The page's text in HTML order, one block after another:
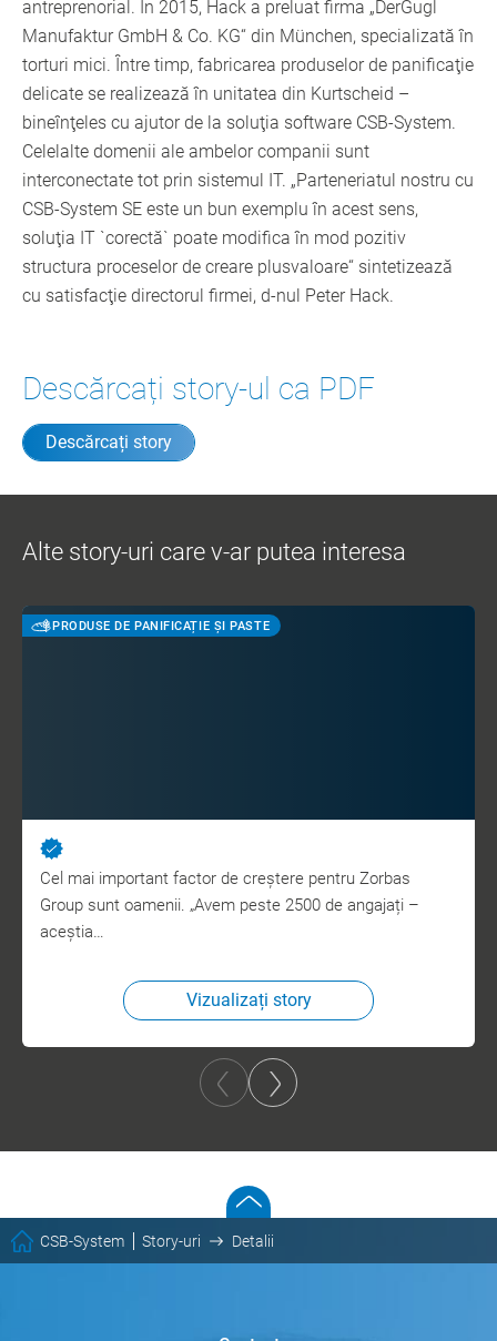
antreprenorial. În 2015, Hack a preluat firma „DerGugl
Manufaktur GmbH & Co. KG“ din München, specializată în
torturi mici. Între timp, fabricarea produselor de panificaţie
delicate se realizează în unitatea din Kurtscheid –
bineînţeles cu ajutor de la soluţia software CSB-System.
Celelalte domenii ale ambelor companii sunt
interconectate tot prin sistemul IT. „Parteneriatul nostru cu
CSB-System SE este un bun exemplu în acest sens,
soluţia IT `corectă` poate modifica în mod pozitiv
structura proceselor de creare plusvaloare“ sintetizează
cu satisfacţie directorul firmei, d-nul Peter Hack.
Descărcați story-ul ca PDF
Descărcați story
Alte story-uri care v-ar putea interesa
PRODUSE DE PANIFICAȚIE ȘI PASTE
Cel mai important factor de creștere pentru Zorbas
Group sunt oamenii. „Avem peste 2500 de angajați –
aceștia…
Vizualizați story
CSB-System Story-uri Detalii